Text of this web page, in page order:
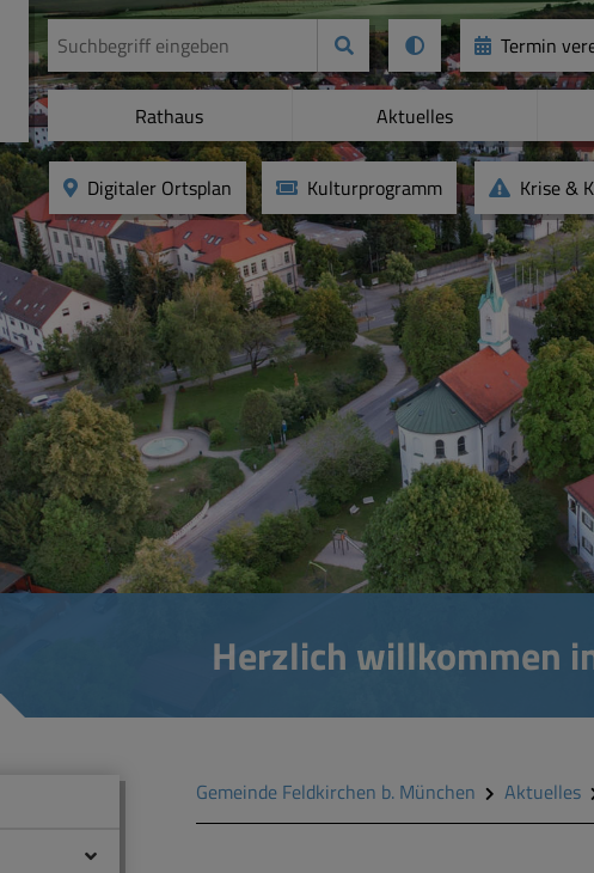
Rathaus Aktuelles
Termin
Digitaler Ortsplan Kulturprogramm Krise &
Herzlich willkommen
Gemeinde Feldkirchen b. München Aktuelles